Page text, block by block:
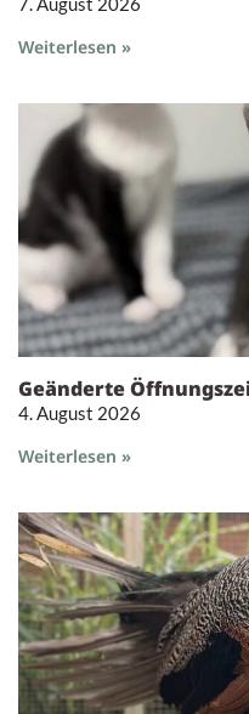
Weiterlesen »
Geänderte
4. August 2026
Weiterlesen »